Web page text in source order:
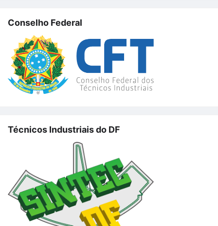
Conselho Federal
Técnicos Industriais do DF